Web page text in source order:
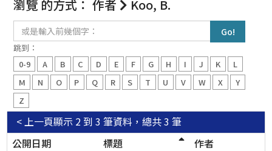
瀏覽 的方式： 作者 Koo, B.
入
前
幾
個
跳到：
0-9
A B C D E F G H I J K
L
M
N O P Q R S T U V W X
Y
Z
顯示 2 到 3 筆資料，總共 3 筆
< 上一頁
公開日期
標題
作者